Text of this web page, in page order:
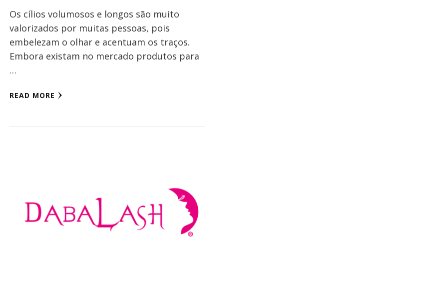
Os cílios volumosos e longos são muito
valorizados por muitas pessoas, pois
embelezam o olhar e acentuam os traços.
Embora existam no mercado produtos para
…
READ MORE